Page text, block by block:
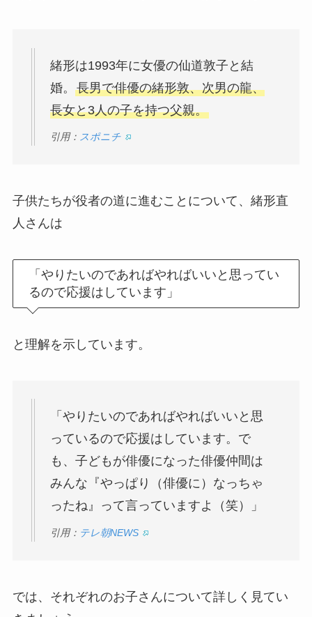
緒形は1993年に女優の仙道敦子と結
婚。 長男で俳優の緒形敦、次男の龍、
長女と3人の子を持つ父親。
引用： スポニチ
子供たちが役者の道に進むことについて、緒形直
人さんは
「やりたいのであればやればいいと思ってい
るので応援はしています」
と理解を示しています。
「やりたいのであればやればいいと思
っているので応援はしています。で
も、子どもが俳優になった俳優仲間は
みんな『やっぱり（俳優に）なっちゃ
ったね』って言っていますよ（笑）」
引用： テレ朝NEWS
では、それぞれのお子さんについて詳しく見てい